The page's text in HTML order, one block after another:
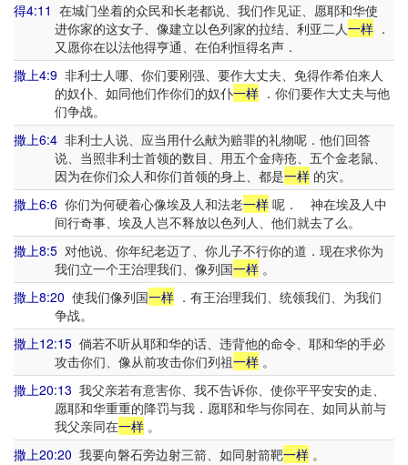
得4:11 在城门坐着的众民和长老都说、我们作见证、愿耶和华使
进你家的这女子、像建立以色列家的拉结、利亚二人一样．
又愿你在以法他得亨通、在伯利恒得名声．
撒上4:9 非利士人哪、你们要刚强、要作大丈夫、免得作希伯来人
的奴仆、如同他们作你们的奴仆一样．你们要作大丈夫与他
们争战。
撒上6:4 非利士人说、应当用什么献为赔罪的礼物呢．他们回答
说、当照非利士首领的数目、用五个金痔疮、五个金老鼠、
因为在你们众人和你们首领的身上、都是一样的灾。
撒上6:6 你们为何硬着心像埃及人和法老一样 呢． 神在埃及人中
间行奇事、埃及人岂不释放以色列人、他们就去了么。
撒上8:5 对他说、你年纪老迈了、你儿子不行你的道．现在求你为
我们立一个王治理我们、像列国一样。
撒上8:20 使我们像列国一样 ．有王治理我们、统领我们、为我们
争战。
撒上12:15 倘若不听从耶和华的话、违背他的命令、耶和华的手必
攻击你们、像从前攻击你们列祖一样。
撒上20:13 我父亲若有意害你、我不告诉你、使你平平安安的走、
愿耶和华重重的降罚与我．愿耶和华与你同在、如同从前与
我父亲同在一样。
撒上20:20 我要向磐石旁边射三箭、如同射箭靶一样 。